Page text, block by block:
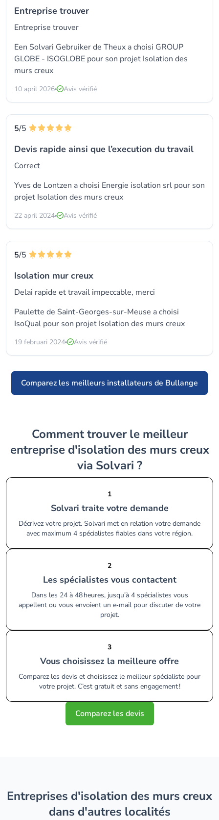
Entreprise trouver
Entreprise trouver
Een Solvari Gebruiker de Theux a choisi GROUP
GLOBE - ISOGLOBE pour son projet Isolation des
murs creux
10 april 2026 Avis vérifié
5/5
Devis rapide ainsi que l’execution du travail
Correct
Yves de Lontzen a choisi Energie isolation srl pour son
projet Isolation des murs creux
22 april 2024 Avis vérifié
5/5
Isolation mur creux
Delai rapide et travail impeccable, merci
Paulette de Saint-Georges-sur-Meuse a choisi
IsoQual pour son projet Isolation des murs creux
19 februari 2024 Avis vérifié
Comparez les meilleurs installateurs de Bullange
Comment trouver le meilleur
entreprise d'isolation des murs creux
via Solvari ?
1
Solvari traite votre demande
Décrivez votre projet. Solvari met en relation votre demande
avec maximum 4 spécialistes fiables dans votre région.
2
Les spécialistes vous contactent
Dans les 24 à 48 heures, jusqu’à 4 spécialistes vous
appellent ou vous envoient un e‑mail pour discuter de votre
projet.
3
Vous choisissez la meilleure offre
Comparez les devis et choisissez le meilleur spécialiste pour
votre projet. C’est gratuit et sans engagement !
Comparez les devis
entreprises d'isolation des murs creux
dans d'autres localités